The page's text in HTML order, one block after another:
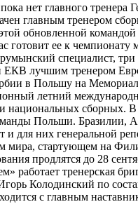
нет главного тренера
главным тренером
обновленной
готовит ее к чемпионату
специалист, три
ЕКВ лучшим тренером
в Польшу на Мемориал
летний
национальных сборных.
Польши. Бразилии,
и для них генеральной
мира, стартующем на
продлятся до 28
работает тренерская
Колодинский по
с главным